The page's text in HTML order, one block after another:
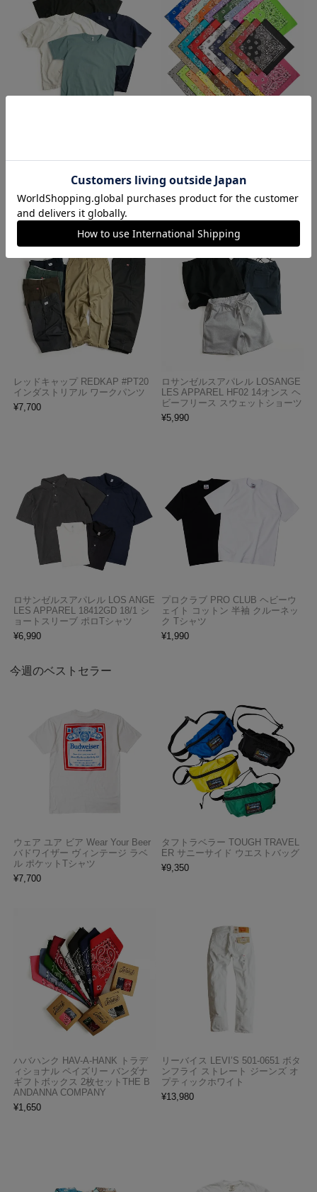
ダイ Tシャツ
PANY
レッドキャップ REDKAP #PT20
インダストリアル ワークパンツ
¥7,700
ロサンゼルスアパレル LOSANGE
LES APPAREL HF02 14オンス ヘ
ビーフリース スウェットショーツ
¥5,990
ロサンゼルスアパレル LOS ANGE
LES APPAREL 18412GD 18/1 シ
ョートスリーブ ポロTシャツ
¥6,990
プロクラブ PRO CLUB ヘビーウ
ェイト コットン 半袖 クルーネッ
ク Tシャツ
¥1,990
今週のベストセラー
ウェア ユア ビア Wear Your Beer
バドワイザー ヴィンテージ ラベ
ル ポケットTシャツ
¥7,700
タフトラベラー TOUGH TRAVEL
ER サニーサイド ウエストバッグ
¥9,350
ハバハンク HAV-A-HANK トラデ
ィショナル ペイズリー バンダナ
ギフトボックス 2枚セットTHE B
ANDANNA COMPANY
¥1,650
リーバイス LEVI’S 501-0651 ボタ
ンフライ ストレート ジーンズ オ
プティックホワイト
¥13,980